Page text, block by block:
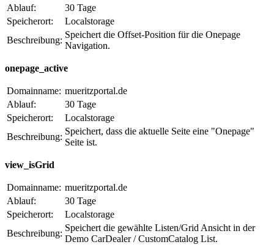
Ablauf:
30 Tage
Speicherort:
Localstorage
Beschreibung:
Speichert die Offset-Position für die Onepage
Navigation.
onepage_active
Domainname: mueritzportal.de
Ablauf:
30 Tage
Speicherort:
Localstorage
Beschreibung:
Speichert, dass die aktuelle Seite eine "Onepage"
Seite ist.
view_isGrid
Domainname: mueritzportal.de
Ablauf:
30 Tage
Speicherort:
Localstorage
Beschreibung:
Speichert die gewählte Listen/Grid Ansicht in der
Demo CarDealer / CustomCatalog List.